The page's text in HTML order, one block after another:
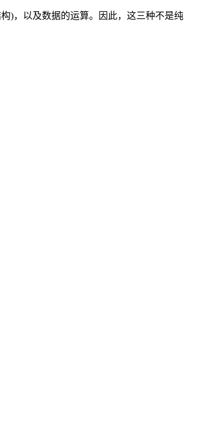
)，以及数据的运算。因此，这三种不是纯